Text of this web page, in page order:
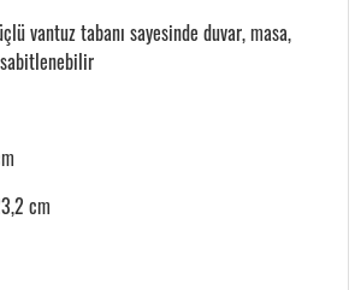
vantuz tabanı sayesinde duvar, masa,
cm